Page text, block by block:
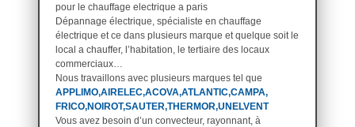
pour le chauffage electrique a paris
Dépannage électrique, spécialiste en chauffage
électrique et ce dans plusieurs marque et quelque soit le
local a chauffer, l’habitation, le tertiaire des locaux
commerciaux…
Nous travaillons avec plusieurs marques tel que
APPLIMO,AIRELEC,ACOVA,ATLANTIC,CAMPA,
FRICO,NOIROT,SAUTER,THERMOR,UNELVENT
Vous avez besoin d’un convecteur, rayonnant, à